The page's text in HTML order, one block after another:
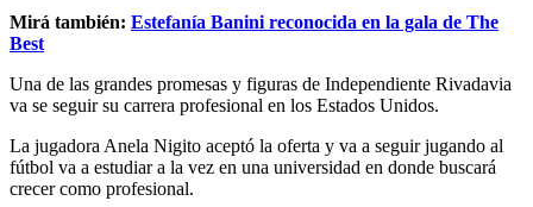
Mirá también: Estefanía Banini reconocida en la gala de The
Best
Una de las grandes promesas y figuras de Independiente Rivadavia
va se seguir su carrera profesional en los Estados Unidos.
La jugadora Anela Nigito aceptó la oferta y va a seguir jugando al
fútbol va a estudiar a la vez en una universidad en donde buscará
crecer como profesional.